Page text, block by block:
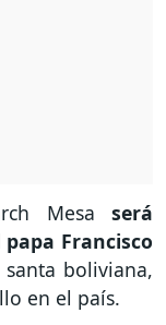
Mesa será
Francisco
boliviana,
en el país.